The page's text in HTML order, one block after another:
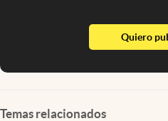
Quiero
Temas relacionados